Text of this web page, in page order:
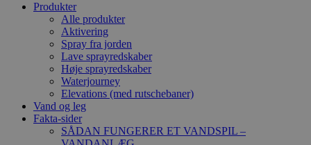
Produkter
Alle produkter
Aktivering
Spray fra jorden
Lave sprayredskaber
Høje sprayredskaber
Waterjourney
Elevations (med rutschebaner)
Vand og leg
Fakta-sider
SÅDAN FUNGERER ET VANDSPIL –